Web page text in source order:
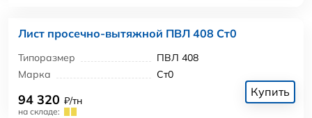
Лист просечно-вытяжной ПВЛ 408 Ст0
Типоразмер
ПВЛ 408
Марка
Ст0
94 320 ₽/тн
на складе:
Купить